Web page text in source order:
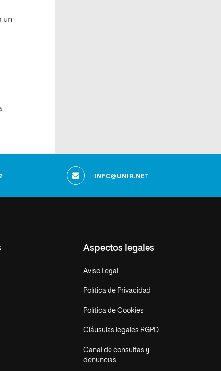
un
INFO@UNIR.NET
Aspectos legales
Aviso Legal
Política de Privacidad
Política de Cookies
Cláusulas legales RGPD
Canal de consultas y
denuncias